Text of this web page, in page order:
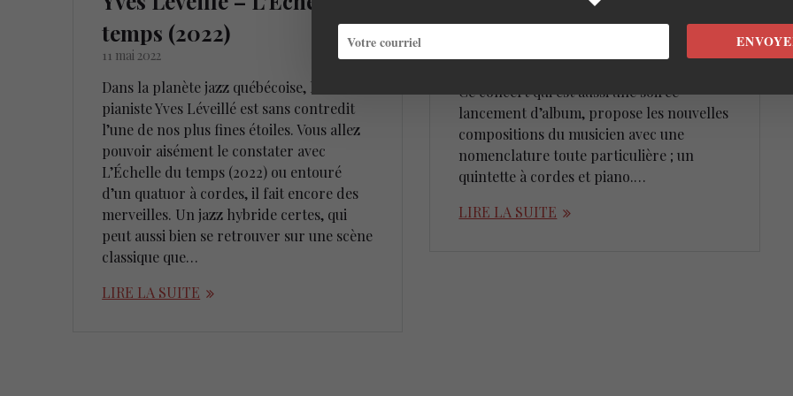
temps (2022)
11 mai 2022
Dans la planète jazz québécoise, le
pianiste Yves Léveillé est sans contredit
l’une de nos plus fines étoiles. Vous allez
pouvoir aisément le constater avec
L’Échelle du temps (2022) ou entouré
d’un quatuor à cordes, il fait encore des
merveilles. Un jazz hybride certes, qui
peut aussi bien se retrouver sur une scène
classique que…
LIRE LA SUITE
Jeudi le 28 avril, la série Bourdonnements
Jazz à l’Outremont se poursuit de bien
Ce concert qui est aussi une soirée
lancement d’album, propose les nouvelles
compositions du musicien avec une
nomenclature toute particulière ; un
quintette à cordes et piano.…
LIRE LA SUITE